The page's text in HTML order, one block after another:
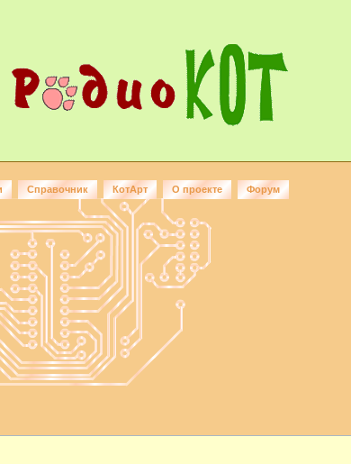
Справочник КотАрт О проекте Форум